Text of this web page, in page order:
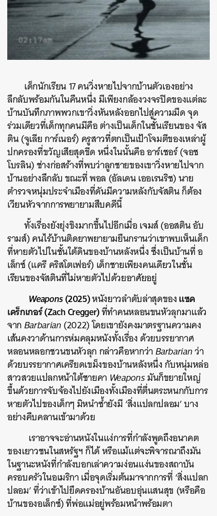
เด็กนักเรียน 17 คนวิ่งหายไปจากบ้านตัวเองอย่าง
ลึกลับพร้อมกันในคืนหนึ่ง มีเพียงกล้องวงจรปิดของแต่ละ
บ้านบันทึกภาพพวกเขาวิ่งหันหลังออกไปสู่ความมืด จุด
ร่วมเดียวที่เด็กทุกคนมีคือ ต่างเป็นเด็กในชั้นเรียนของ จัส
ติน (จูเลีย การ์เนอร์) ครูสาวที่ตกเป็นเป้าโจมตีของเหล่าผู้
ปกครองที่ขวัญเสียสุดขีด หนึ่งในนั้นคือ อาร์เชอร์ (จอช
โบรลิน) ช่างก่อสร้างที่พบว่าลูกชายของเขาวิ่งหายไปจาก
บ้านอย่างลึกลับ ขณะที่ พอล (อัลเดน เออเรนริช) นาย
ตำรวจหนุ่มประจำเมืองที่ดันมีความหลังกับจัสติน ก็ต้อง
เวียนหัวจากการพยายามสืบคดีนี้
ทั้งเรื่องยังยุ่งขิงมากขึ้นไปอีกเมื่อ เจมส์​ (ออสติน อับ
รามส์) คนไร้บ้านติดยาพยายามยืนกรานว่าเขาพบเห็นเด็ก
ที่หายตัวไปในชั้นใต้ดินของบ้านหลังหนึ่ง ซึ่งเป็นบ้านที่ อ
เล็กซ์ (แครี คริสโตเฟอร์) เด็กชายเพียงคนเดียวในชั้น
เรียนของจัสตินที่ไม่หายตัวไปด้วยอาศัยอยู่
Weapons(2025)หนังยาวลำดับล่าสุดของแซค
เคร็กเกอร์ (Zach Cregger)ที่ทำคนหลอนขนหัวลุกมาแล้ว
จากBarbarian(2022) โดยเขายังคงมาตรฐานความคง
เส้นคงวาด้านการห่มคลุมหนังทั้งเรื่อง ด้วยบรรยากาศ
หลอนหลอกชวนขนหัวลุก กล่าวคือหากว่าBarbarianว่า
ด้วยบรรยากาศเครียดเขม็งของบ้านหลังหนึ่ง กับหนุ่มหล่อ
สาวสวยแปลกหน้าใต้ชายคา Weaponsมันก็ขยายใหญ่
ขึ้นด้วยการจับจ้องไปยังเมืองทั้งเมืองที่ตื่นตระหนกกับการ
หายตัวไปของเด็กๆ มิหนำซ้ำยังมี ‘สิ่งแปลกปลอม’ บาง
อย่างคืบคลานเข้ามาด้วย
เราอาจจะอ่านหนังในแง่การที่กำลังพูดถึงอนาคต
ของเยาวชนในสหรัฐฯ ก็ได้ หรือแม้แต่จะพิจารณาถึงมัน
ในฐานะหนังที่กำลังบอกเล่าความง่อนแง่นของสถาบัน
ครอบครัวในอเมริกา เมื่อจุดเริ่มต้นมาจากการที่ ‘สิ่งแปลก
ปลอม’ ที่ว่าเข้าไปยึดครองบ้านอันอบอุ่นแสนสุข (หรือคือ
บ้านของอเล็กซ์) ที่พ่อแม่อยู่พร้อมหน้าพร้อมตา